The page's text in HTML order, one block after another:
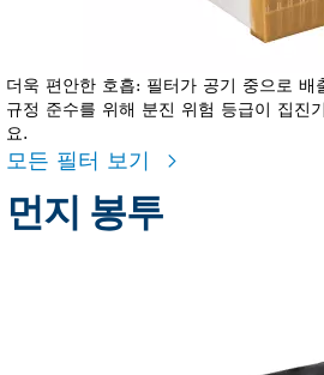
더욱 편안한 호흡: 필터가 공기 중으로 배
규정 준수를 위해 분진 위험 등급이 집진
요.
모든 필터 보기
먼지 봉투